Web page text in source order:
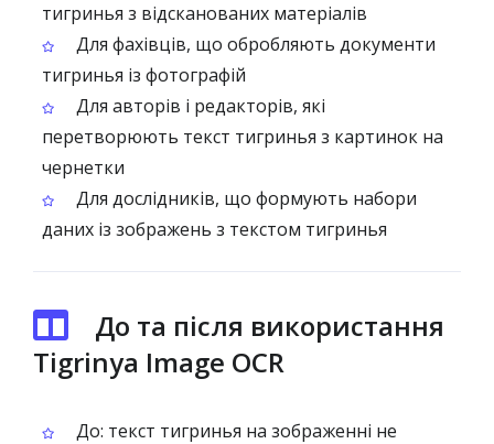
тигринья з відсканованих матеріалів
Для фахівців, що обробляють документи
тигринья із фотографій
Для авторів і редакторів, які
перетворюють текст тигринья з картинок на
чернетки
Для дослідників, що формують набори
даних із зображень з текстом тигринья
До та після використання
Tigrinya Image OCR
До: текст тигринья на зображенні не